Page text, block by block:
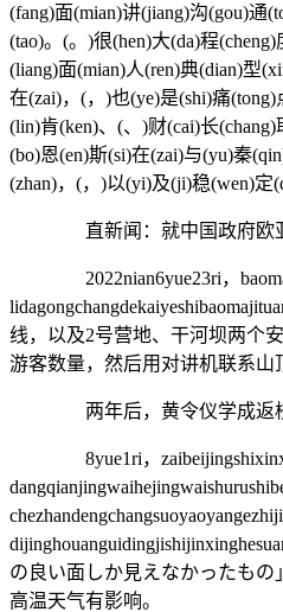
(fang)面(mian)讲(jiang)沟(gou)通
(tao)。(。)很(hen)大(da)程
(liang)面(mian)人(ren)典(dian)型
在(zai)，(，)也(ye)是(shi)痛
(lin)肯(ken)、(、)财(cai)长
(bo)恩(en)斯(si)在(zai)与(yu)秦
(zhan)，(，)以(yi)及(ji)稳(wen)定
直新闻：就中国政府欧亚事
2022nian6yue23ri，
线，以及2号营地、干河坝两个
游客数量，然后用对讲机联系山
两年后，黄令仪学成返校，
8yue1ri，
の良い面しか見えなかったも
高温天气有影响。